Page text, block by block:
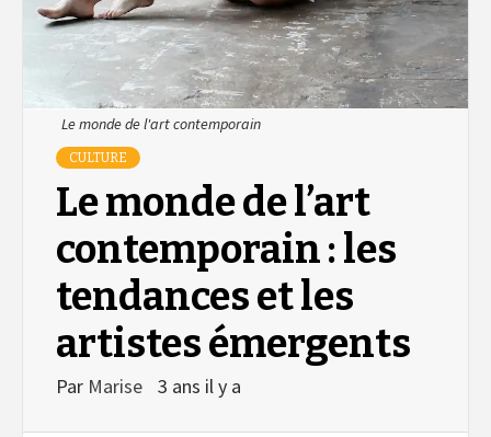
Le monde de l'art contemporain
CULTURE
Le monde de l’art
contemporain : les
tendances et les
artistes émergents
Par Marise 3 ans il y a